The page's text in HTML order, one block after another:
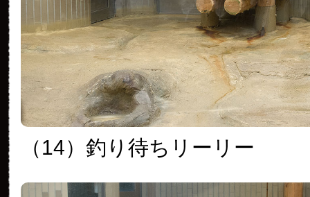
（14）釣り待ちリーリー